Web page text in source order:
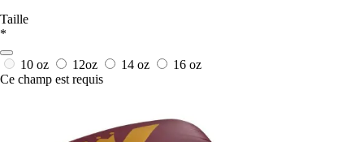
Taille
*
10 oz 12oz 14 oz
16 oz
Ce champ est requis